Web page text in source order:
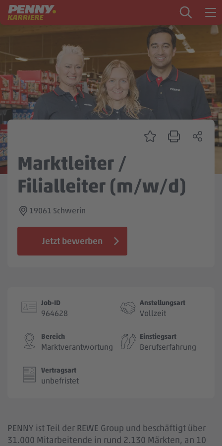
Zum Inhalt springen
Startseite
PENNY als Arbeitgeber
Ausbildung
Markt
Zentrale & Vertrieb
Mein Kandidat:innenprofil
Jobbörse
Marktleiter /
Filialleiter (m/w/d)
19061 Schwerin
Jetzt bewerben
Job-ID
964628
Anstellungsart
Vollzeit
Bereich
Marktverantwortung
Einstiegsart
Berufserfahrung
Vertragsart
unbefristet
PENNY ist Teil der REWE Group und beschäftigt über
31.000 Mitarbeitende in rund 2.130 Märkten, an 10